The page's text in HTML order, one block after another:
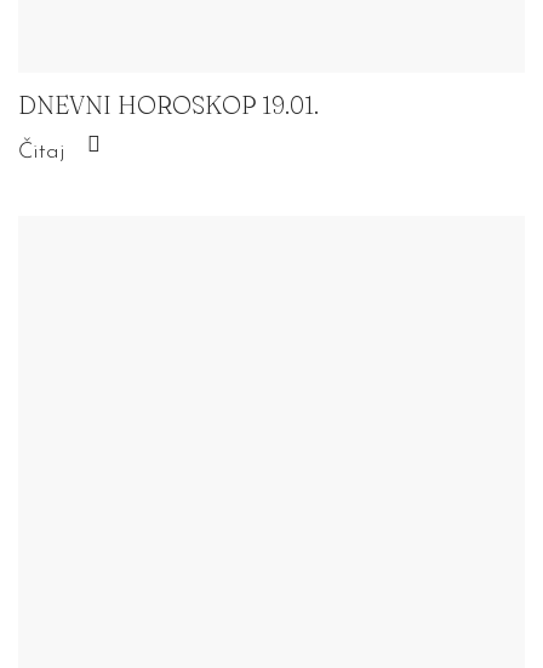
DNEVNI HOROSKOP 19.01.
Čitaj